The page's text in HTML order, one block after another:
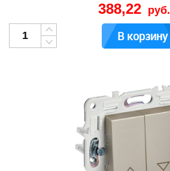
388,22 руб.
В корзину